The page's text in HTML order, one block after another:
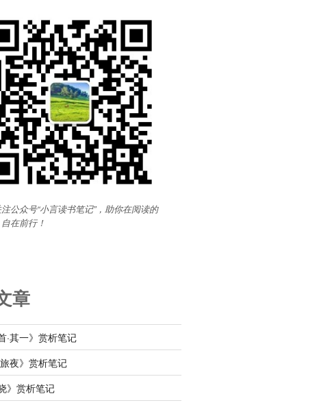
公众号“小言读书笔记”，助你在阅读的
在前行！
章
·其一》赏析笔记
旅夜》赏析笔记
》赏析笔记